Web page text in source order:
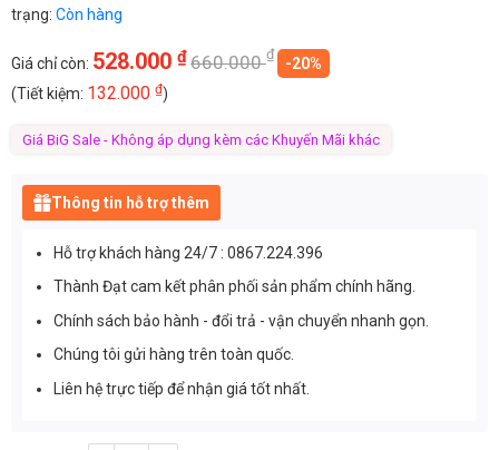
trạng: Còn hàng
Giá chỉ còn: 528.000 ₫660.000₫
-20%
(Tiết kiệm: 132.000 ₫)
Giá BiG Sale - Không áp dụng kèm các Khuyến Mãi khác
Thông tin hỗ trợ thêm
Hỗ trợ khách hàng 24/7 : 0867.224.396
Thành Đạt cam kết phân phối sản phẩm chính hãng.
Chính sách bảo hành - đổi trả - vận chuyển nhanh gọn.
Chúng tôi gửi hàng trên toàn quốc.
Liên hệ trực tiếp để nhận giá tốt nhất.